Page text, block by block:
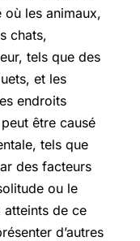
les animaux,
chats,
tels que des
et les
endroits
être causé
tels que
des facteurs
ou le
atteints de ce
d’autres